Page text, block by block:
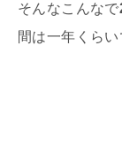
そんなこんなで
間は一年くらい